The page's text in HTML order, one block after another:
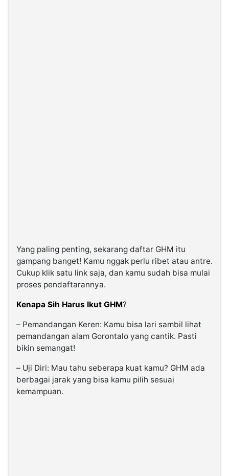
Yang paling penting, sekarang daftar GHM itu
gampang banget! Kamu nggak perlu ribet atau antre.
Cukup klik satu link saja, dan kamu sudah bisa mulai
proses pendaftarannya.
Kenapa Sih Harus Ikut GHM?
– Pemandangan Keren: Kamu bisa lari sambil lihat
pemandangan alam Gorontalo yang cantik. Pasti
bikin semangat!
– Uji Diri: Mau tahu seberapa kuat kamu? GHM ada
berbagai jarak yang bisa kamu pilih sesuai
kemampuan.